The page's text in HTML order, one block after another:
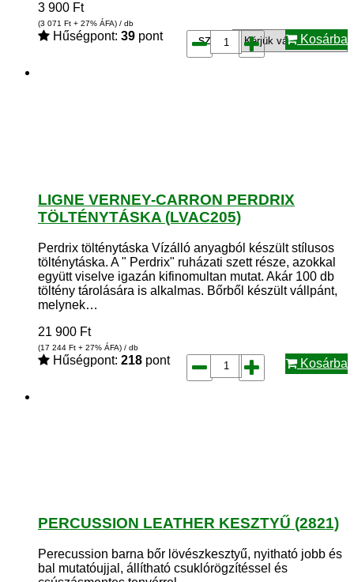
3 900 Ft
(3 071 Ft + 27% ÁFA) / db
Hűségpont: 39 pont szin*: Kosárba
LIGNE VERNEY-CARRON PERDRIX
TÖLTÉNYTÁSKA (LVAC205)
Perdrix tölténytáska Vízálló anyagból készült stílusos
tölténytáska. A " Perdrix" ruházati szett része, azokkal
együtt viselve igazán kifinomultan mutat. Akár 100 db
töltény tárolására is alkalmas. Bőrből készült vállpánt,
melynek…
21 900 Ft
(17 244 Ft + 27% ÁFA) / db
Hűségpont: 218 pont Kosárba
PERCUSSION LEATHER KESZTYŰ (2821)
Perecussion barna bőr lövészkesztyű, nyitható jobb és
bal mutatóujjal, állítható csuklórögzítéssel és